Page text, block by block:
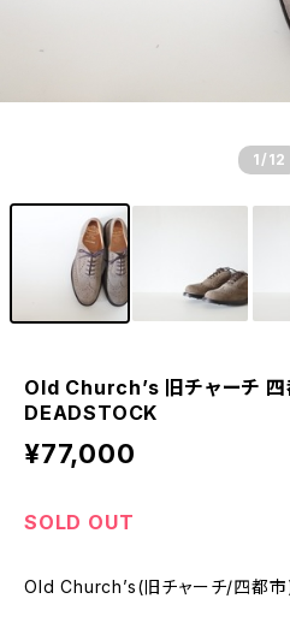
1 /12
Old Church’s 旧チャーチ
DEADSTOCK
¥77,000
SOLD OUT
Old Church’s(旧チャーチ/四都市)